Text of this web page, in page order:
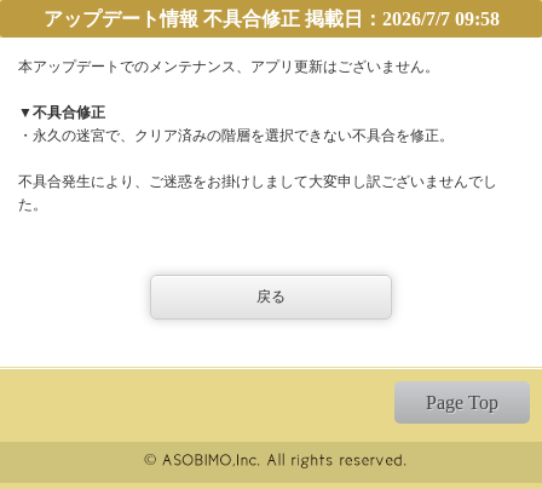
アップデート情報 不具合修正 掲載日：2026/7/7 09:58
本アップデートでのメンテナンス、アプリ更新はございません。
▼不具合修正
・永久の迷宮で、クリア済みの階層を選択できない不具合を修正。
不具合発生により、ご迷惑をお掛けしまして大変申し訳ございませんでし
た。
戻る
Page Top